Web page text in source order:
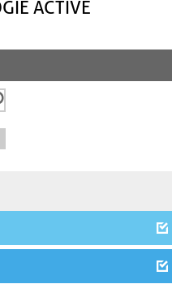
ACTIVE